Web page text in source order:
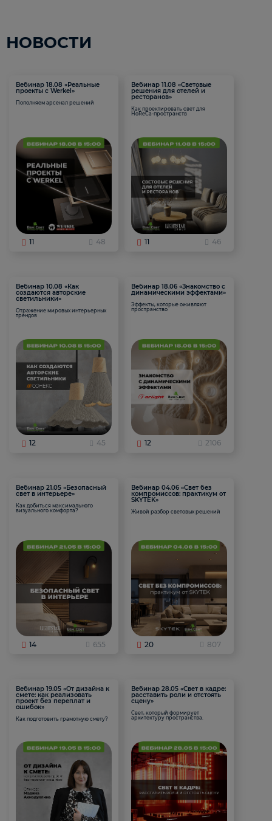
НОВОСТИ
Вебинар 18.08 «Реальные
проекты с Werkel»
Пополняем арсенал решений
11 48
Вебинар 11.08 «Световые
решения для отелей и
ресторанов»
Как проектировать свет для
HoReCa-пространств
11 46
Вебинар 10.08 «Как
создаются авторские
светильники»
Отражение мировых интерьерных
трендов
12 45
Вебинар 18.06 «Знакомство с
динамическими эффектами»
Эффекты, которые оживляют
пространство
12 2106
Вебинар 21.05 «Безопасный
свет в интерьере»
Как добиться максимального
визуального комфорта?
14 655
Вебинар 04.06 «Свет без
компромиссов: практикум от
SKYTEK»
Живой разбор световых решений
20 807
Вебинар 19.05 «От дизайна к
смете: как реализовать
проект без переплат и
ошибок»
Как подготовить грамотную смету?
Вебинар 28.05 «Свет в кадре:
расставить роли и отстоять
сцену»
Свет, который формирует
архитектуру пространства.